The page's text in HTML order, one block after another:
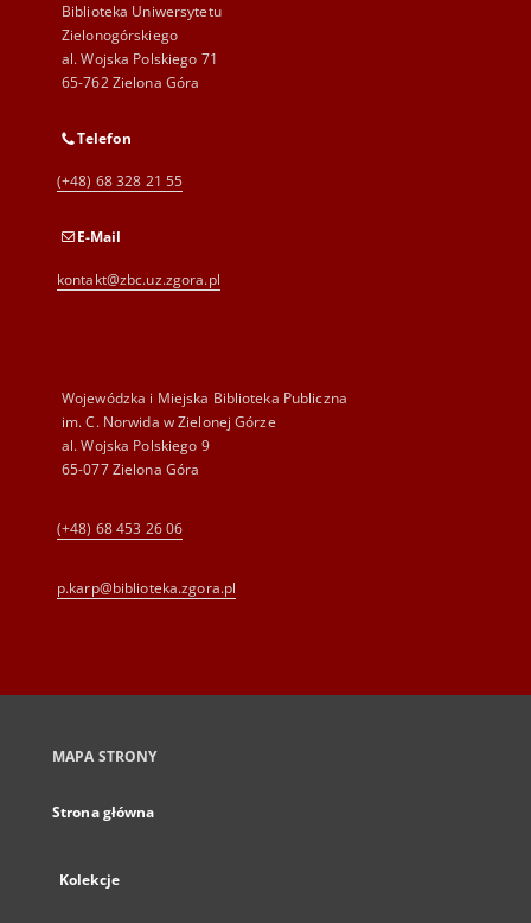
Biblioteka Uniwersytetu
Zielonogórskiego
al. Wojska Polskiego 71
65-762 Zielona Góra
Telefon
(+48) 68 328 21 55
E-Mail
kontakt@zbc.uz.zgora.pl
Wojewódzka i Miejska Biblioteka Publiczna
im. C. Norwida w Zielonej Górze
al. Wojska Polskiego 9
65-077 Zielona Góra
(+48) 68 453 26 06
p.karp@biblioteka.zgora.pl
MAPA STRONY
Strona główna
Kolekcje